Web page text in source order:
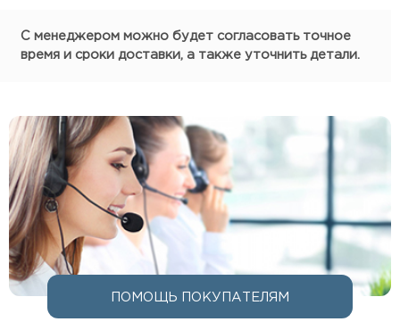
С менеджером можно будет согласовать точное
время и сроки доставки, а также уточнить детали.
ПОМОЩЬ ПОКУПАТЕЛЯМ